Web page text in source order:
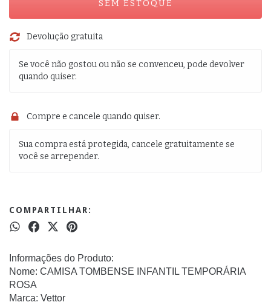
Devolução gratuita
Se você não gostou ou não se convenceu, pode devolver
quando quiser.
Compre e cancele quando quiser.
Sua compra está protegida, cancele gratuitamente se
você se arrepender.
COMPARTILHAR:
Informações do Produto:
Nome: CAMISA TOMBENSE INFANTIL TEMPORÁRIA
ROSA
Marca: Vettor